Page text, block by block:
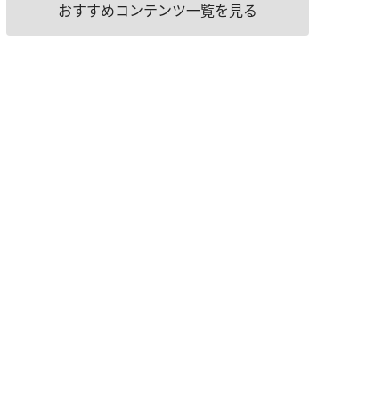
おすすめコンテンツ一覧を見る